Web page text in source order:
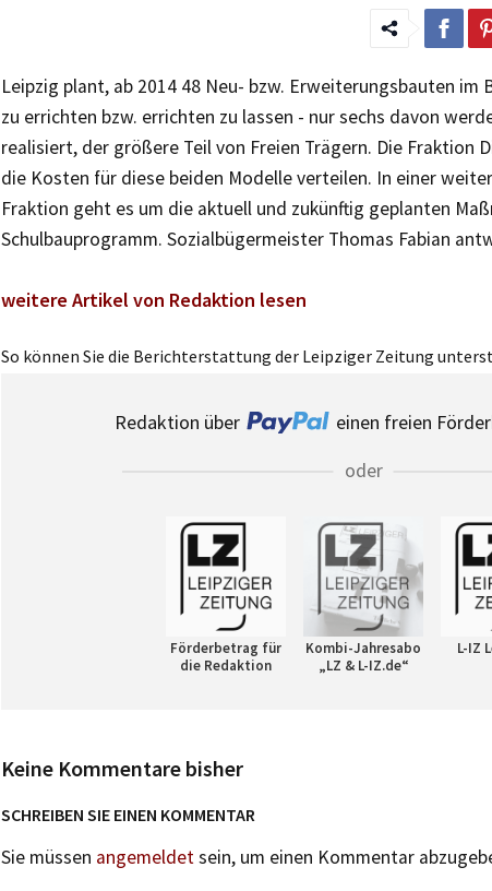
Leipzig plant, ab 2014 48 Neu- bzw. Erweiterungsbauten
zu errichten bzw. errichten zu lassen - nur sechs davon
realisiert, der größere Teil von Freien Trägern. Die Fraktion
die Kosten für diese beiden Modelle verteilen. In einer
Fraktion geht es um die aktuell und zukünftig geplanten
Schulbauprogramm. Sozialbügermeister Thomas Fabian
weitere Artikel von Redaktion lesen
So können Sie die Berichterstattung der Leipziger Zeitung
Redaktion über
einen freien
oder
Förderbetrag für
die Redaktion
Kombi-Jahresabo
„LZ & L-IZ.de“
L-IZ
Keine Kommentare bisher
SCHREIBEN SIE EINEN KOMMENTAR
Sie müssen angemeldetsein, um einen Kommentar